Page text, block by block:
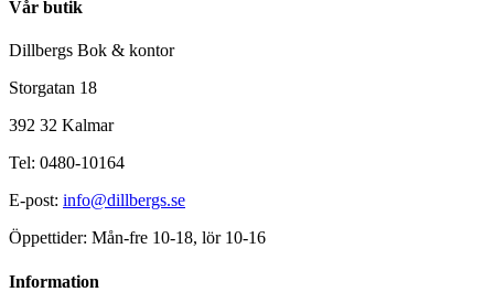
Vår butik
Dillbergs Bok & kontor
Storgatan 18
392 32 Kalmar
Tel: 0480-10164
E-post: info@dillbergs.se
Öppettider: Mån-fre 10-18, lör 10-16
Information